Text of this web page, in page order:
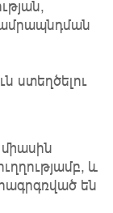
ստեղծելու
և
են